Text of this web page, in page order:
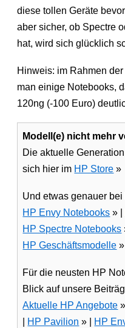
diese tollen Geräte
aber sicher, ob Spectre
hat, wird sich glücklich
Hinweis: im Rahmen
man einige Notebooks,
120ng (-100 Euro)
Modell(e) nicht mehr
Die aktuelle
sich hier im HP Store »
Und etwas genauer bei
HP Envy Notebooks » |
HP Spectre Notebooks
HP Geschäftsmodelle »
Für die neusten HP
Blick auf unsere
Aktuelle HP Angebote
HP Pavilion » | HP